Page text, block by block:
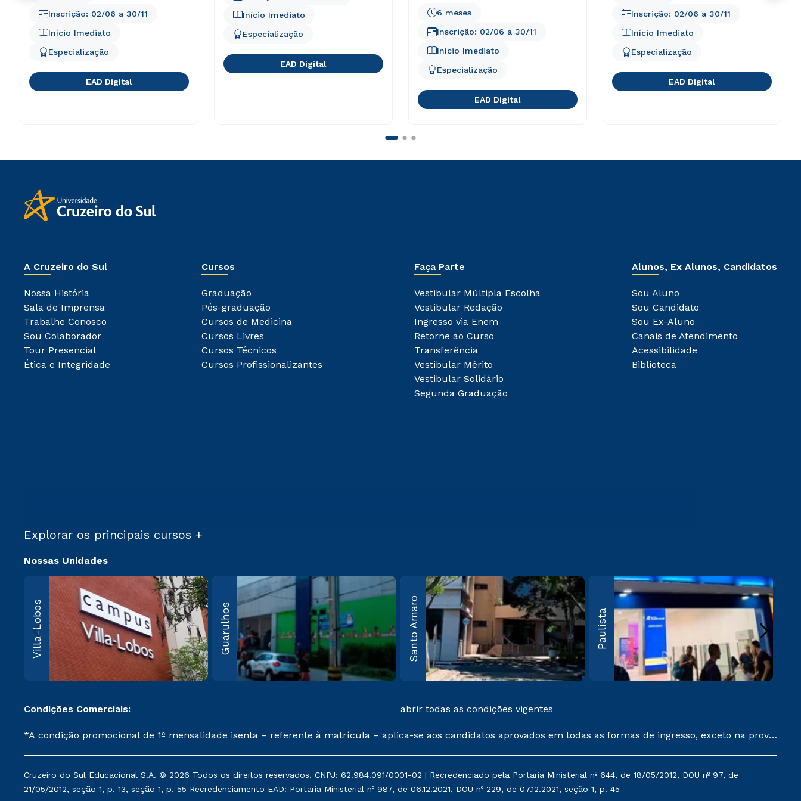
Início Imediato
Especialização
Inscrição: 02/06 a 30/11
EAD Digital
Início Imediato
Especialização
EAD Digital
Início Imediato
6 meses
Especialização
Inscrição: 02/06 a 30/11
EAD Digital
Início Imediato
Especialização
Inscrição: 02/06 a 30/11
EAD Digital
A Cruzeiro do Sul
Nossa História
Sala de Imprensa
Trabalhe Conosco
Sou Colaborador
Tour Presencial
Ética e Integridade
Cursos
Graduação
Pós-graduação
Cursos de Medicina
Cursos Livres
Cursos Técnicos
Cursos Profissionalizantes
Faça Parte
Vestibular Múltipla Escolha
Vestibular Redação
Ingresso via Enem
Retorne ao Curso
Transferência
Vestibular Mérito
Vestibular Solidário
Segunda Graduação
Alunos, Ex Alunos, Candidatos
Sou Aluno
Sou Candidato
Sou Ex-Aluno
Canais de Atendimento
Acessibilidade
Biblioteca
Explorar os principais cursos +
Nossas Unidades
Villa-Lobos
Villa-Lobos
Av. Imperatriz
Leopoldina, 550 Vila
Leopoldina, São
Paulo, SP CEP: 05305-
000
Saiba mais
Guarulhos
Guarulhos
Av. Salgado Filho, nº
100, Cond. Campus
Guarulhos –
Guarulhos – SP CEP:
07115-000
Saiba mais
Santo Amaro
Santo Amaro
Santo Amaro, Av. das
Nações Unidas, 18605
Vila Almeida – São
Paulo – CEP 04795-
902
Saiba mais
Paulista
Condições Comerciais: abrir todas as condições vigentes
*A condição promocional de 1ª mensalidade isenta – referente à matrícula – aplica-se aos candidatos aprovados em todas as formas de ingresso, exceto na prova
de Medicina, e também para matriculados via FIES, Prouni e outros programas governamentais, e não se acumula com nenhuma outra campanha ofertada pela
Instituição. **Semipresencial e EAD são formatos do Ensino a Distância. ** Descontos comerciais oferecidos serão mantidos conforme negociação. Descontos
Cruzeiro do Sul Educacional S.A. © 2026 Todos os direitos reservados. CNPJ: 62.984.091/0001-02 | Recredenciado pela Portaria Ministerial nº 644, de 18/05/2012, DOU nº 97, de
21/05/2012, seção 1, p. 13, seção 1, p. 55 Recredenciamento EAD: Portaria Ministerial nº 987, de 06.12.2021, DOU nº 229, de 07.12.2021, seção 1, p. 45